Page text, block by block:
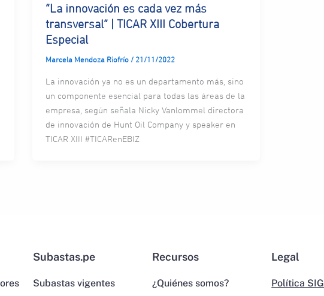
“La innovación es cada vez más
transversal” | TICAR XIII Cobertura
Especial
Marcela Mendoza Riofrío / 21/11/2022
La innovación ya no es un departamento más, sino
un componente esencial para todas las áreas de la
empresa, según señala Nicky Vanlommel directora
de innovación de Hunt Oil Company y speaker en
TICAR XIII #TICARenEBIZ
Subastas.pe
Subastas vigentes
Recursos
¿Quiénes somos?
Legal
Política SIG